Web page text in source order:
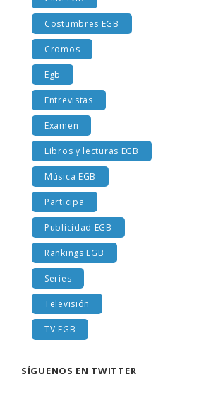
Cine EGB
Costumbres EGB
Cromos
Egb
Entrevistas
Examen
Libros y lecturas EGB
Música EGB
Participa
Publicidad EGB
Rankings EGB
Series
Televisión
TV EGB